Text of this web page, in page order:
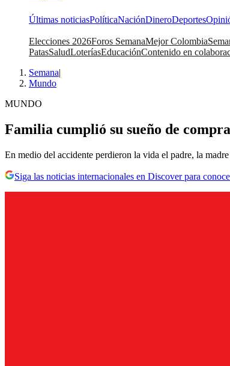
Últimas noticiasPolíticaNaciónDineroDeportes
Elecciones 2026Foros SemanaMejor Colombia
PatasSaludLoteríasEducaciónContenido en
Semana|
Mundo
MUNDO
Familia cumplió su sueño de
En medio del accidente perdieron la vida el padre, la
Siga las noticias internacionales en Discover para